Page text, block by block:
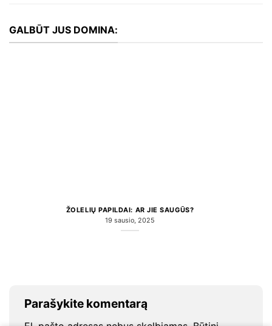
GALBŪT JUS DOMINA:
ŽOLELIŲ PAPILDAI: AR JIE SAUGŪS?
19 sausio, 2025
Parašykite komentarą